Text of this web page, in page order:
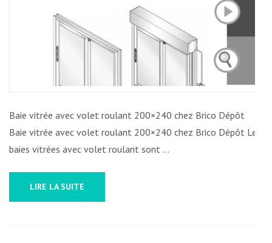
VOLET
CHEZ
DÉPÔT
:
Baie vitrée avec volet roulant 200×240 chez Brico Dépôt
Baie vitrée avec volet roulant 200×240 chez Brico Dépôt Les
baies vitrées avec volet roulant sont …
LIRE LA SUITE